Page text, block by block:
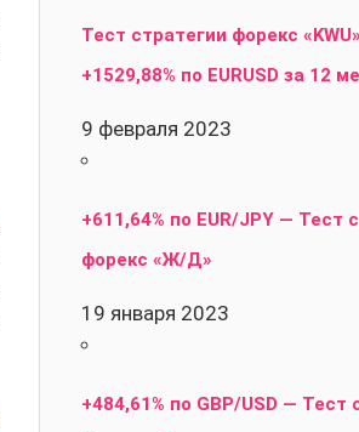
Тест стратегии форекс
+1529,88% по EURUSD за 12
9 февраля 2023
+611,64% по EUR/JPY — Тест
форекс «Ж/Д»
19 января 2023
+484,61% по GBP/USD — Тест